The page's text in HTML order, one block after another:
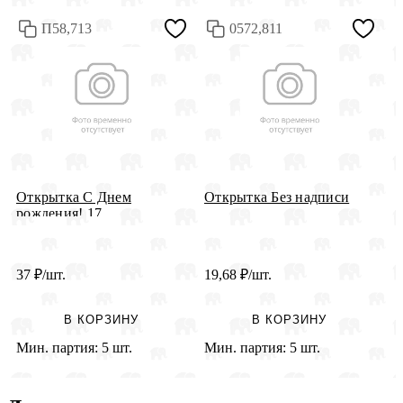
П58,713
Открытка С Днем
рождения! 17
37 ₽/шт.
В КОРЗИНУ
Мин. партия: 5 шт.
0572,811
Открытка Без надписи
19,68 ₽/шт.
В КОРЗИНУ
Мин. партия: 5 шт.